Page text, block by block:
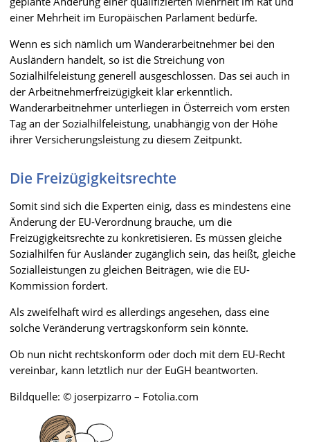
einer Mehrheit im Europäischen Parlament bedürfe.
Wenn es sich nämlich um Wanderarbeitnehmer bei den
Ausländern handelt, so ist die Streichung von
Sozialhilfeleistung generell ausgeschlossen. Das sei auch in
der Arbeitnehmerfreizügigkeit klar erkenntlich.
Wanderarbeitnehmer unterliegen in Österreich vom ersten
Tag an der Sozialhilfeleistung, unabhängig von der Höhe
ihrer Versicherungsleistung zu diesem Zeitpunkt.
Die Freizügigkeitsrechte
Somit sind sich die Experten einig, dass es mindestens eine
Änderung der EU-Verordnung brauche, um die
Freizügigkeitsrechte zu konkretisieren. Es müssen gleiche
Sozialhilfen für Ausländer zugänglich sein, das heißt, gleiche
Sozialleistungen zu gleichen Beiträgen, wie die EU-
Kommission fordert.
Als zweifelhaft wird es allerdings angesehen, dass eine
solche Veränderung vertragskonform sein könnte.
Ob nun nicht rechtskonform oder doch mit dem EU-Recht
vereinbar, kann letztlich nur der EuGH beantworten.
Bildquelle: © joserpizarro – Fotolia.com